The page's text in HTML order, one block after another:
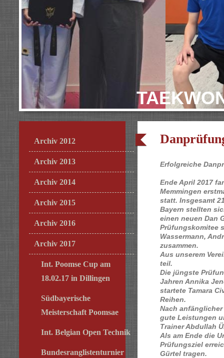
Erfolgreiche
Ende April 2017
Memmingen
statt. Insgesamt
Bayern stellten
einen neuen Dan
Prüfungskomitee
Wassermann,
zusammen.
Aus unserem
teil.
Die jüngste
Jahren Annika
startete Tamara
Reihen.
Nach
gute Leistungen
Trainer Abdullah
Als am Ende die
Prüfungsziel
Gürtel tragen.
Archiv 2012
Archiv 2013
Archiv 2014
Archiv 2015
Archiv 2016
Archiv 2017
Int. Poomse Cup am
18.02.17 in Dillingen
Südbayerische
Meisterschaft Poomsae
Int. Belgian Open Technik
Bundesranglistenturnier